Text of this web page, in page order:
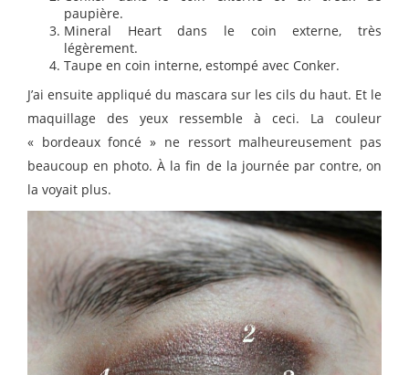
paupière.
Mineral Heart dans le coin externe, très
légèrement.
Taupe en coin interne, estompé avec Conker.
J’ai ensuite appliqué du mascara sur les cils du haut. Et le
maquillage des yeux ressemble à ceci. La couleur
« bordeaux foncé » ne ressort malheureusement pas
beaucoup en photo. À la fin de la journée par contre, on
la voyait plus.